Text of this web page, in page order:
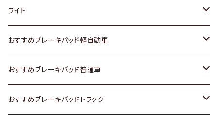
ホンダ
スズキ
日産
いすゞ
トヨタ
ホンダ
スズキ
日産
ライト
トヨタ
スズキ
日産
おすすめブレーキパッド軽自動車
トヨタ
ホンダ
おすすめブレーキパッド普通車
トヨタ
おすすめブレーキパッドトラック